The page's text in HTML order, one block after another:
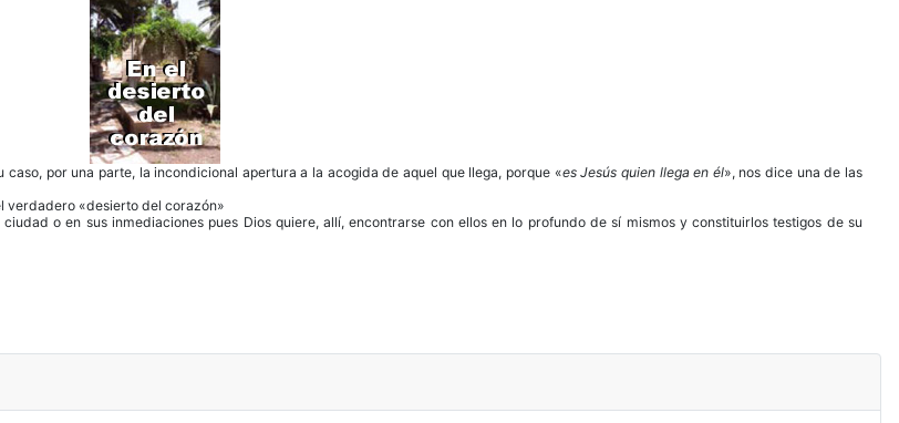
por una parte, la incondicional apertura a la acogida de aquel que llega, porque «es Jesús quien llega en él», nos dice una de las
verdadero «desierto del corazón»
o en sus inmediaciones pues Dios quiere, allí, encontrarse con ellos en lo profundo de sí mismos y constituirlos testigos de su